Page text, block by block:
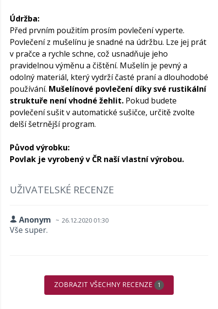
Údržba:
Před prvním použitím prosím povlečení vyperte.
Povlečení z mušelínu je snadné na údržbu. Lze jej prát
v pračce a rychle schne, což usnadňuje jeho
pravidelnou výměnu a čištění. Mušelín je pevný a
odolný materiál, který vydrží časté praní a dlouhodobé
používání. Mušelínové povlečení díky své rustikální
struktuře není vhodné žehlit. Pokud budete
povlečení sušit v automatické sušičce, určitě zvolte
delší šetrnější program.
Původ výrobku:
Povlak je vyrobený v ČR naší vlastní výrobou.
UŽIVATELSKÉ RECENZE
Anonym 26.12.2020 01:30
Vše super.
ZOBRAZIT VŠECHNY RECENZE 1